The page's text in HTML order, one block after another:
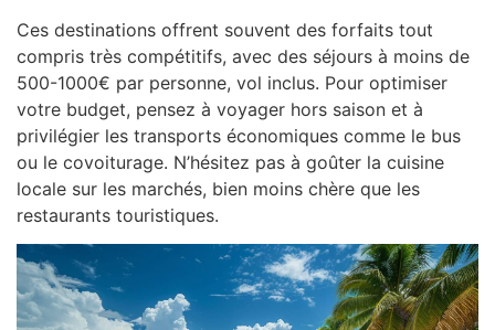
Ces destinations offrent souvent des forfaits tout
compris très compétitifs, avec des séjours à moins de
500-1000€ par personne, vol inclus. Pour optimiser
votre budget, pensez à voyager hors saison et à
privilégier les transports économiques comme le bus
ou le covoiturage. N’hésitez pas à goûter la cuisine
locale sur les marchés, bien moins chère que les
restaurants touristiques.